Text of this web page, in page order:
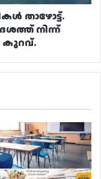
താഴോട്ട്.
നിന്ന്
കുറവ്.